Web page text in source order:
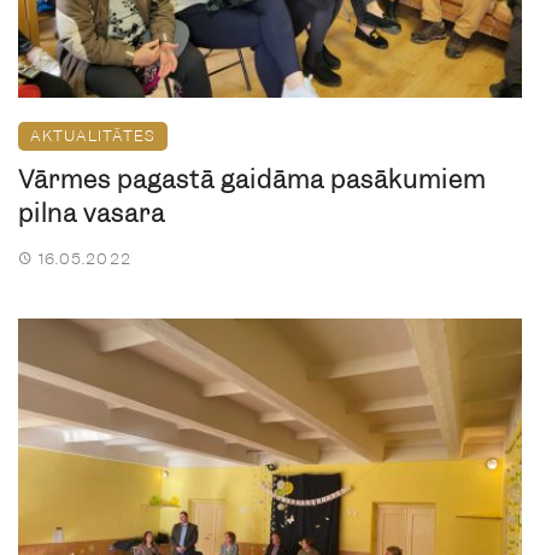
AKTUALITĀTES
Vārmes pagastā gaidāma pasākumiem
pilna vasara
16.05.2022